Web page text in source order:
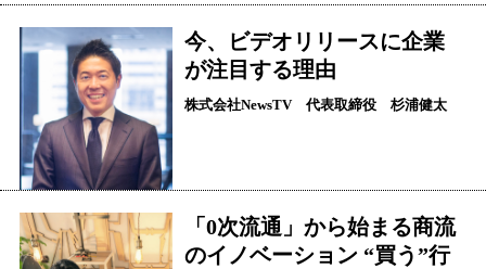
今、ビデオリリースに企業
が注目する理由
株式会社NewsTV 代表取締役 杉浦健太
「0次流通」から始まる商流
のイノベーション “買う”行